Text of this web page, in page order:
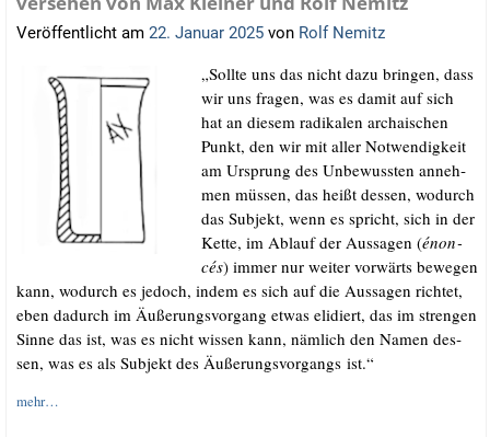
Veröffentlicht am 22. Januar 2025 von Rolf Nemitz
„Soll­te uns das nicht dazu brin­gen, dass
wir uns fra­gen, was es damit auf sich
hat an die­sem radi­ka­len archai­schen
Punkt, den wir mit aller Not­wen­dig­keit
am Ursprung des Unbe­wuss­ten anneh­
men müs­sen, das heißt des­sen, wodurch
das Sub­jekt, wenn es spricht, sich in der
Ket­te, im Ablauf der Aus­sa­gen (énon­
cés) immer nur wei­ter vor­wärts bewe­gen
kann, wodurch es jedoch, indem es sich auf die Aus­sa­gen rich­tet,
eben dadurch im Äuße­rungs­vor­gang etwas eli­diert, das im stren­gen
Sin­ne das ist, was es nicht wis­sen kann, näm­lich den Namen des­
sen, was es als Sub­jekt des Äuße­rungs­vor­gangs ist.“
mehr…